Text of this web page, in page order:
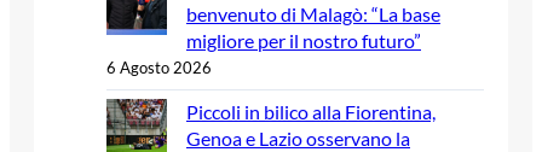
benvenuto di Malagò: “La base
migliore per il nostro futuro”
6 Agosto 2026
Piccoli in bilico alla Fiorentina,
Genoa e Lazio osservano la